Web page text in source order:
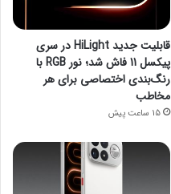
قابلیت جدید HiLight در سری
پیکسل 11 فاش شد؛ نور RGB با
رنگ‌بندی اختصاصی برای هر
مخاطب
15 ساعت پیش